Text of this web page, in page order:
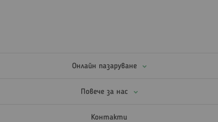
Онлайн пазаруване
Повече за нас
Контакти